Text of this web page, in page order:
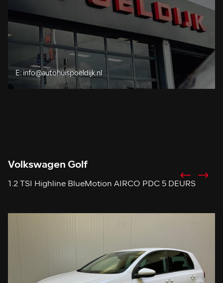
E: info@autohuispoeldijk.nl
Volkswagen Golf
1.2 TSI Highline BlueMotion AIRCO PDC 5 DEURS